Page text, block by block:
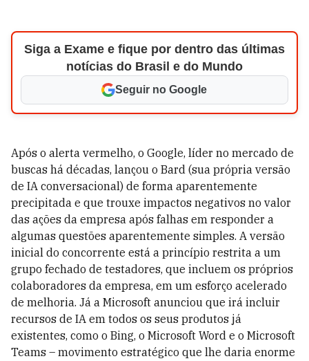
Siga a Exame e fique por dentro das últimas
notícias do Brasil e do Mundo
Seguir no Google
Após o alerta vermelho, o Google, líder no mercado de
buscas há décadas, lançou o Bard (sua própria versão
de IA conversacional) de forma aparentemente
precipitada e que trouxe impactos negativos no valor
das ações da empresa após falhas em responder a
algumas questões aparentemente simples. A versão
inicial do concorrente está a princípio restrita a um
grupo fechado de testadores, que incluem os próprios
colaboradores da empresa, em um esforço acelerado
de melhoria. Já a Microsoft anunciou que irá incluir
recursos de IA em todos os seus produtos já
existentes, como o Bing, o Microsoft Word e o Microsoft
Teams – movimento estratégico que lhe daria enorme